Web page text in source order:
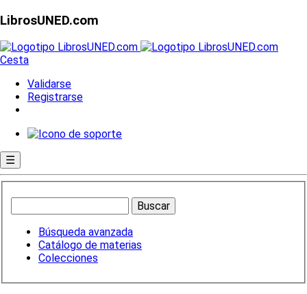
LibrosUNED.com
Cesta
Validarse
Registrarse
☰
Búsqueda avanzada
Catálogo de materias
Colecciones